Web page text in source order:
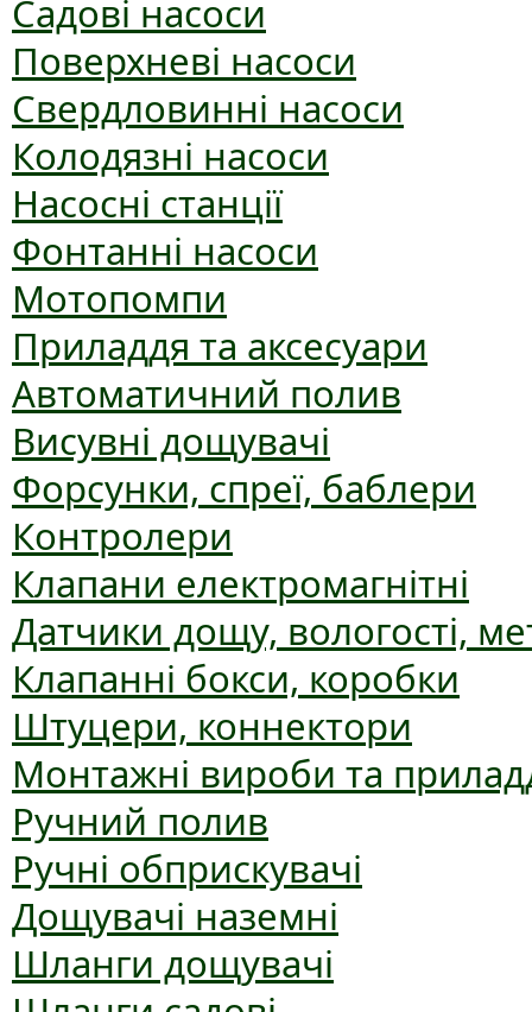
Садові насоси
Поверхневі насоси
Свердловинні насоси
Колодязні насоси
Насосні станції
Фонтанні насоси
Мотопомпи
Приладдя та аксесуари
Автоматичний полив
Висувні дощувачі
Форсунки, спреї, баблери
Контролери
Клапани електромагнітні
Датчики дощу, вологості,
Клапанні бокси, коробки
Штуцери, коннектори
Монтажні вироби та
Ручний полив
Ручні обприскувачі
Дощувачі наземні
Шланги дощувачі